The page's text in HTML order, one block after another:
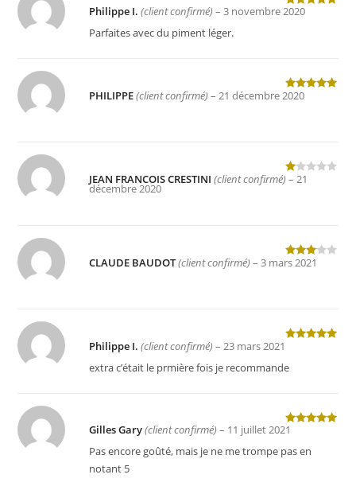
Note
Philippe I.(client confirmé) – 3 novembre 2020
Parfaites avec du piment léger.
Note
PHILIPPE(client confirmé) – 21 décembre 2020
N
s
ur
JEAN FRANCOIS CRESTINI(client confirmé) – 21
décembre 2020
Note3
CLAUDE BAUDOT(client confirmé) – 3 mars 2021
5
Philippe I.(client confirmé) – 23 mars 2021
extra c’était le prmière fois je recommande
Note
5
Gilles Gary(client confirmé) – 11 juillet 2021
Pas encore goûté, mais je ne me trompe pas en
notant 5